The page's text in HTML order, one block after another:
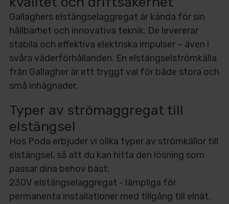
Gallaghers elstängselaggregat är kända för sin
hållbarhet och innovativa teknik. De levererar
stabila och effektiva elektriska impulser – även i
svåra väderförhållanden. En elstängselströmkälla
från Gallagher är ett tryggt val för både stora och
små inhägnader.
Typer av strömaggregat till
elstängsel
Hos Poda erbjuder vi olika typer av strömkällor till
elstängsel, så att du kan hitta den lösning som
passar dina behov bäst:
230V elstängselaggregat - lämpliga för
permanenta installationer med tillgång till elnät.